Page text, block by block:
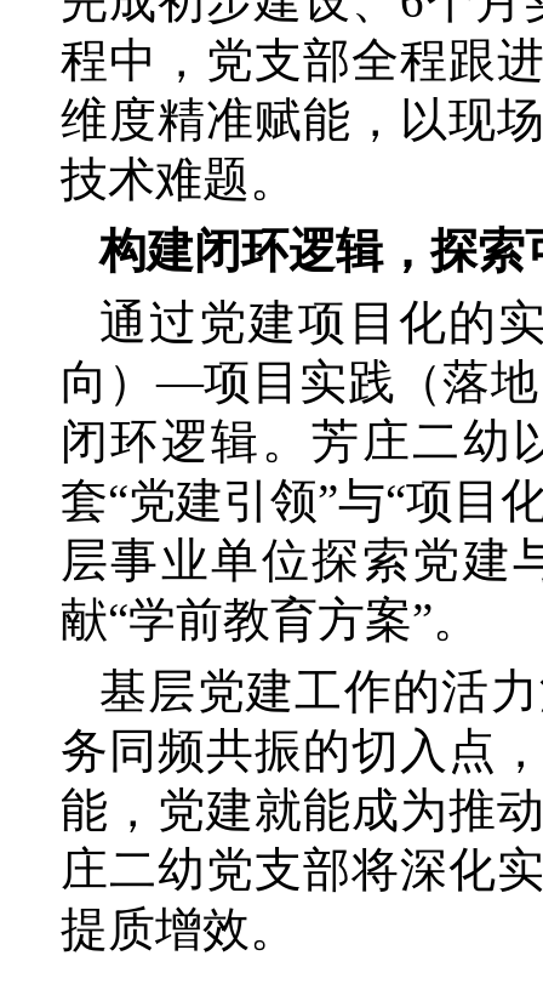
程中，党支部全程跟
维度精准赋能，以现
技术难题。
构建闭环逻辑，探
通过党建项目化的
向）—项目实践（落
闭环逻辑。芳庄二幼
套“党建引领”与“项目
层事业单位探索党建
献“学前教育方案”。
基层党建工作的活
务同频共振的切入点
能，党建就能成为推
庄二幼党支部将深化
提质增效。